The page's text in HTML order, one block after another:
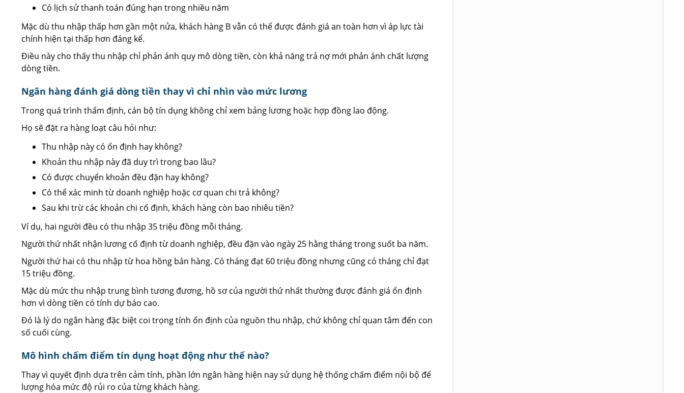
Có lịch sử thanh toán đúng hạn trong nhiều năm
Mặc dù thu nhập thấp hơn gần một nửa, khách hàng B vẫn có thể được đánh giá an toàn hơn vì áp lực tài
chính hiện tại thấp hơn đáng kể.
Điều này cho thấy thu nhập chỉ phản ánh quy mô dòng tiền, còn khả năng trả nợ mới phản ánh chất lượng
dòng tiền.
Ngân hàng đánh giá dòng tiền thay vì chỉ nhìn vào mức lương
Trong quá trình thẩm định, cán bộ tín dụng không chỉ xem bảng lương hoặc hợp đồng lao động.
Họ sẽ đặt ra hàng loạt câu hỏi như:
Thu nhập này có ổn định hay không?
Khoản thu nhập này đã duy trì trong bao lâu?
Có được chuyển khoản đều đặn hay không?
Có thể xác minh từ doanh nghiệp hoặc cơ quan chi trả không?
Sau khi trừ các khoản chi cố định, khách hàng còn bao nhiêu tiền?
Ví dụ, hai người đều có thu nhập 35 triệu đồng mỗi tháng.
Người thứ nhất nhận lương cố định từ doanh nghiệp, đều đặn vào ngày 25 hằng tháng trong suốt ba năm.
Người thứ hai có thu nhập từ hoa hồng bán hàng. Có tháng đạt 60 triệu đồng nhưng cũng có tháng chỉ đạt
15 triệu đồng.
Mặc dù mức thu nhập trung bình tương đương, hồ sơ của người thứ nhất thường được đánh giá ổn định
hơn vì dòng tiền có tính dự báo cao.
Đó là lý do ngân hàng đặc biệt coi trọng tính ổn định của nguồn thu nhập, chứ không chỉ quan tâm đến con
số cuối cùng.
Mô hình chấm điểm tín dụng hoạt động như thế nào?
Thay vì quyết định dựa trên cảm tính, phần lớn ngân hàng hiện nay sử dụng hệ thống chấm điểm nội bộ để
lượng hóa mức độ rủi ro của từng khách hàng.